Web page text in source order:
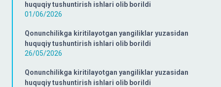
huquqiy tushuntirish ishlari olib borildi
01/06/2026
Qonunchilikga kiritilayotgan yangiliklar yuzasidan
huquqiy tushuntirish ishlari olib borildi
26/05/2026
Qonunchilikga kiritilayotgan yangiliklar yuzasidan
huquqiy tushuntirish ishlari olib borildi